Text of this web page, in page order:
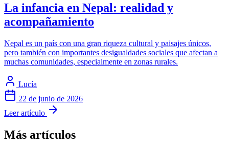
La infancia en Nepal: realidad y
acompañamiento
Nepal es un país con una gran riqueza cultural y paisajes únicos,
pero también con importantes desigualdades sociales que afectan a
muchas comunidades, especialmente en zonas rurales.
Lucía
22 de junio de 2026
Leer artículo
Más artículos